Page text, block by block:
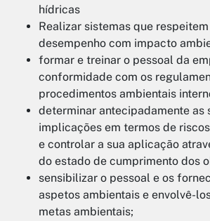
hídricas
Realizar sistemas que
desempenho com impacto
formar e treinar o pessoal da
conformidade com os
procedimentos ambientais
determinar antecipadamente as
implicações em termos de
e controlar a sua aplicação
do estado de cumprimento dos
sensibilizar o pessoal e os
aspetos ambientais e envolvê-
metas ambientais;